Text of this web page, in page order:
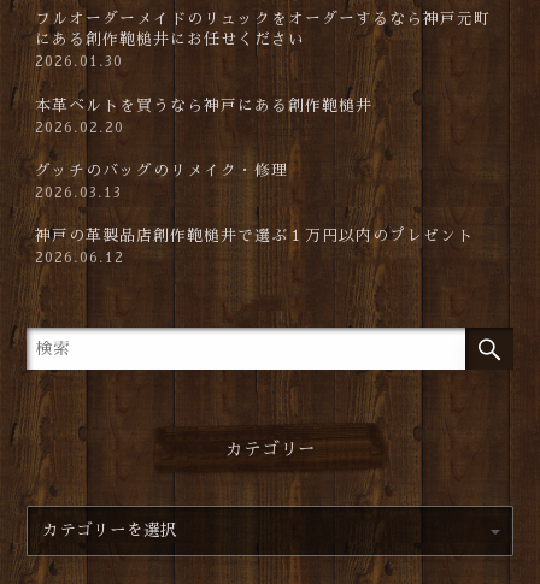
フルオーダーメイドのリュックをオーダーするなら神戸元町
にある創作鞄槌井にお任せください
2026.01.30
本革ベルトを買うなら神戸にある創作鞄槌井
2026.02.20
グッチのバッグのリメイク・修理
2026.03.13
神戸の革製品店創作鞄槌井で選ぶ１万円以内のプレゼント
2026.06.12
カテゴリー